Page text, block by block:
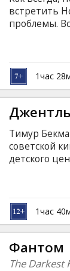
встретить
проблемы.
Фильм на
1час
Тимур
советской
детского
похищает
Доспех
Славина
заставляет
1час
Фантом
The Darkest